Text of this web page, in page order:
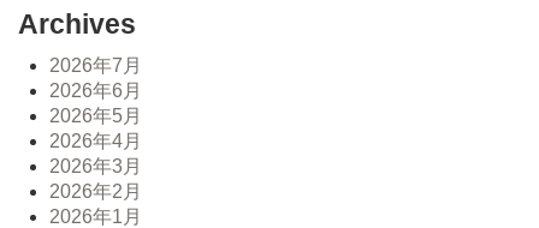
Archives
2026年7月
2026年6月
2026年5月
2026年4月
2026年3月
2026年2月
2026年1月